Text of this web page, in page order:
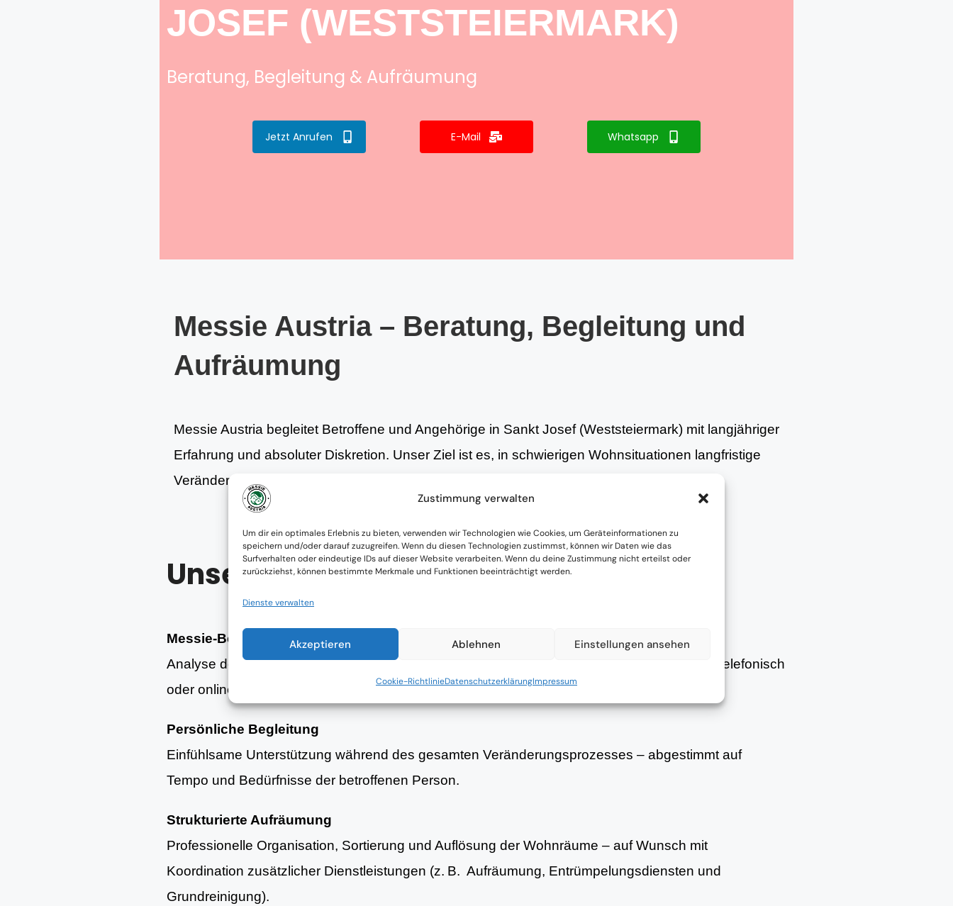
Zustimmung verwalten
Um dir ein optimales Erlebnis zu bieten, verwenden wir Technologien wie Cookies, um Geräteinformationen zu
speichern und/oder darauf zuzugreifen. Wenn du diesen Technologien zustimmst, können wir Daten wie das
Surfverhalten oder eindeutige IDs auf dieser Website verarbeiten. Wenn du deine Zustimmung nicht erteilst oder
zurückziehst, können bestimmte Merkmale und Funktionen beeinträchtigt werden.
Dienste verwalten
Akzeptieren Ablehnen Einstellungen ansehen
Cookie-RichtlinieDatenschutzerklärungImpressum
JOSEF (WESTSTEIERMARK)
Beratung, Begleitung & Aufräumung
Jetzt Anrufen E-Mail Whatsapp
Messie Austria – Beratung, Begleitung und
Aufräumung
Messie Austria begleitet Betroffene und Angehörige in Sankt Josef (Weststeiermark) mit langjähriger
Erfahrung und absoluter Diskretion. Unser Ziel ist es, in schwierigen Wohnsituationen langfristige
Veränderungen zu ermöglichen – achtsam, respektvoll und individuell abgestimmt.
Unsere Leistungen
Messie-Beratung
Analyse der aktuellen Wohnsituation und strukturierte Planung erster Schritte – persönlich, telefonisch
oder online.
Persönliche Begleitung
Einfühlsame Unterstützung während des gesamten Veränderungsprozesses – abgestimmt auf
Tempo und Bedürfnisse der betroffenen Person.
Strukturierte Aufräumung
Professionelle Organisation, Sortierung und Auflösung der Wohnräume – auf Wunsch mit
Koordination zusätzlicher Dienstleistungen (z. B. Aufräumung, Entrümpelungsdiensten und
Grundreinigung).